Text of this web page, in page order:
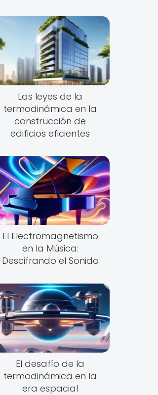
Las leyes de la
termodinámica en la
construcción de
edificios eficientes
El Electromagnetismo
en la Música:
Descifrando el Sonido
El desafío de la
termodinámica en la
era espacial